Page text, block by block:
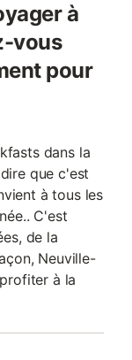
à
vous
pour
dans la
que c'est
à tous les
C'est
de la
Neuville-
à la